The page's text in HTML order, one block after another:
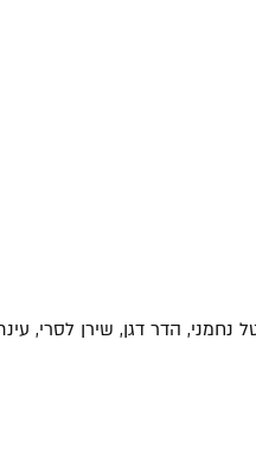
הדר דגן, שירן לסרי,